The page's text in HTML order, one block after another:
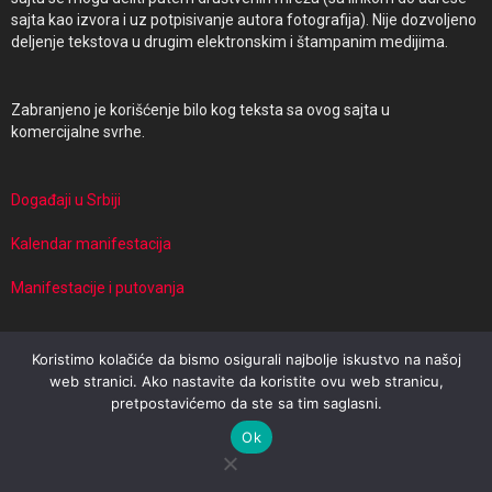
sajta kao izvora i uz potpisivanje autora fotografija). Nije dozvoljeno
deljenje tekstova u drugim elektronskim i štampanim medijima.
Zabranjeno je korišćenje bilo kog teksta sa ovog sajta u
komercijalne svrhe.
Događaji u Srbiji
Kalendar manifestacija
Manifestacije i putovanja
© 2026 Events in Serbia | Powered by Travel Target
Impresum
Uslovi korišćenja Politika privatnosti
Koristimo kolačiće da bismo osigurali najbolje iskustvo na našoj
web stranici. Ako nastavite da koristite ovu web stranicu,
pretpostavićemo da ste sa tim saglasni.
Ok